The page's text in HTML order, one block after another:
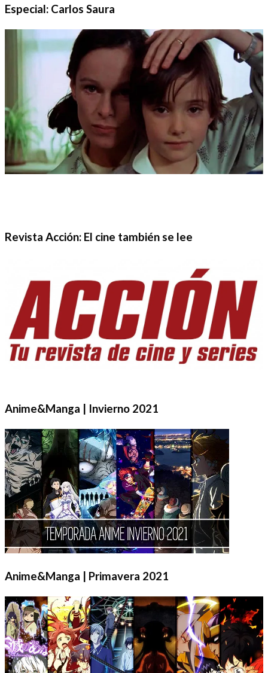
Especial: Carlos Saura
Revista Acción: El cine también se lee
Anime&Manga | Invierno 2021
Anime&Manga | Primavera 2021